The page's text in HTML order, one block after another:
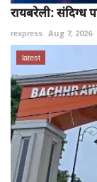
रायबरेली: संदिग्ध
rexpress Aug 7, 2026
latest